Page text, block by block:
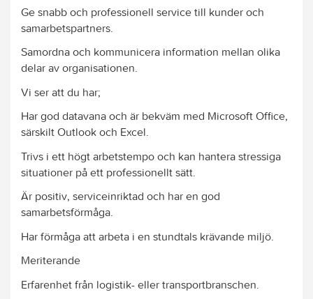
Ge snabb och professionell service till kunder och
samarbetspartners.
Samordna och kommunicera information mellan olika
delar av organisationen.
Vi ser att du har;
Har god datavana och är bekväm med Microsoft Office,
särskilt Outlook och Excel.
Trivs i ett högt arbetstempo och kan hantera stressiga
situationer på ett professionellt sätt.
Är positiv, serviceinriktad och har en god
samarbetsförmåga.
Har förmåga att arbeta i en stundtals krävande miljö.
Meriterande
Erfarenhet från logistik- eller transportbranschen.